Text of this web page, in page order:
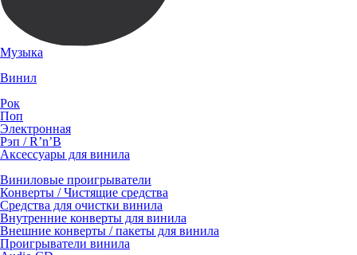
Музыка
Винил
Рок
Поп
Электронная
Рэп / R’n’B
Аксессуары для винила
Виниловые проигрыватели
Конверты / Чистящие средства
Средства для очистки винила
Внутренние конверты для винила
Внешние конверты / пакеты для винила
Проигрыватели винила